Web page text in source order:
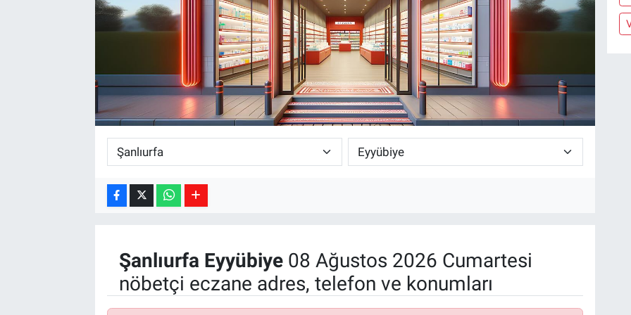
Şanlıurfa Eyyübiye08 Ağustos 2026 Cumartesi
nöbetçi eczane adres, telefon ve konumları